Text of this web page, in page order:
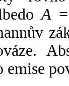
A
emise